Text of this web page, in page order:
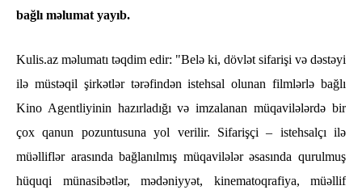
bağlı məlumat yayıb.
Kulis.az məlumatı təqdim edir: "Belə ki, dövlət sifarişi və dəstəyi
ilə müstəqil şirkətlər tərəfindən istehsal olunan filmlərlə bağlı
Kino Agentliyinin hazırladığı və imzalanan müqavilələrdə bir
çox qanun pozuntusuna yol verilir. Sifarişçi – istehsalçı ilə
müəlliflər arasında bağlanılmış müqavilələr əsasında qurulmuş
hüquqi münasibətlər, mədəniyyət, kinematoqrafiya, müəllif